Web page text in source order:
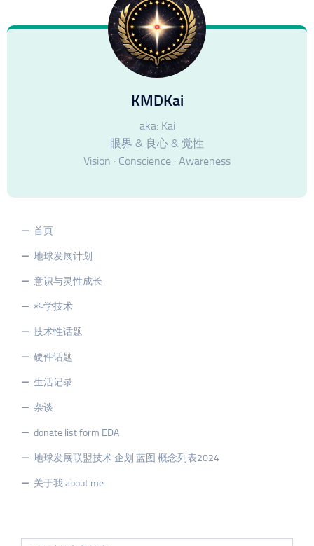
KMDKai
aka: Kai
眼界 & 良心 & 觉性
Vision · Conscience · Awareness
首页
地球发展计划
意识与灵性成长
科学技术
技术性话题
硬件话题
生活记录
杂谈
donate list form EDA
地球发展联盟技术 企划 蓝图 概念列表2024
关于我 about me